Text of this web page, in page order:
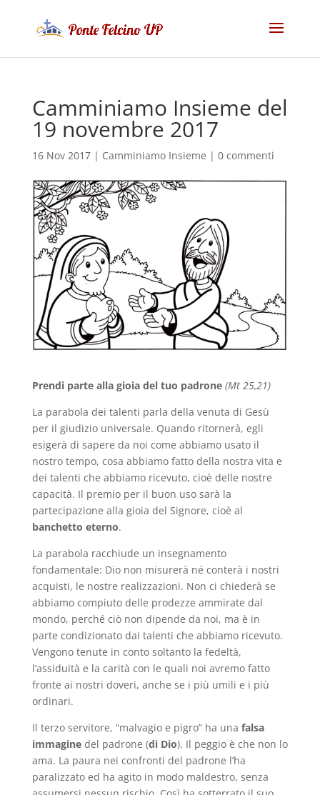
Camminiamo Insieme del
19 novembre 2017
16 Nov 2017| Camminiamo Insieme | 0 commenti
Prendi parte alla gioia del tuo padrone (Mt 25,21)
La parabola dei talenti parla della venuta di Gesù
per il giudizio universale. Quando ritornerà, egli
esigerà di sapere da noi come abbiamo usato il
nostro tempo, cosa abbiamo fatto della nostra vita e
dei talenti che abbiamo ricevuto, cioè delle nostre
capacità. Il premio per il buon uso sarà la
partecipazione alla gioia del Signore, cioè al
banchetto eterno.
La parabola racchiude un insegnamento
fondamentale: Dio non misurerà né conterà i nostri
acquisti, le nostre realizzazioni. Non ci chiederà se
abbiamo compiuto delle prodezze ammirate dal
mondo, perché ciò non dipende da noi, ma è in
parte condizionato dai talenti che abbiamo ricevuto.
Vengono tenute in conto soltanto la fedeltà,
l’assiduità e la carità con le quali noi avremo fatto
fronte ai nostri doveri, anche se i più umili e i più
ordinari.
Il terzo servitore, “malvagio e pigro” ha una falsa
immaginedel padrone (di Dio). Il peggio è che non lo
ama. La paura nei confronti del padrone l’ha
paralizzato ed ha agito in modo maldestro, senza